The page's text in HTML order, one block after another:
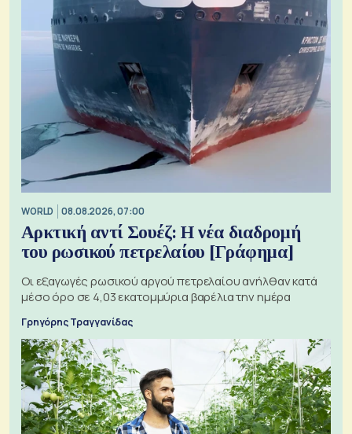
WORLD 08.08.2026, 07:00
Αρκτική αντί Σουέζ: Η νέα διαδρομή
του ρωσικού πετρελαίου [Γράφημα]
Οι εξαγωγές ρωσικού αργού πετρελαίου ανήλθαν κατά
μέσο όρο σε 4,03 εκατομμύρια βαρέλια την ημέρα
Γρηγόρης Τραγγανίδας